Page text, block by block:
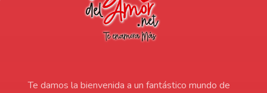
Te damos la bienvenida a un fantástico mundo de